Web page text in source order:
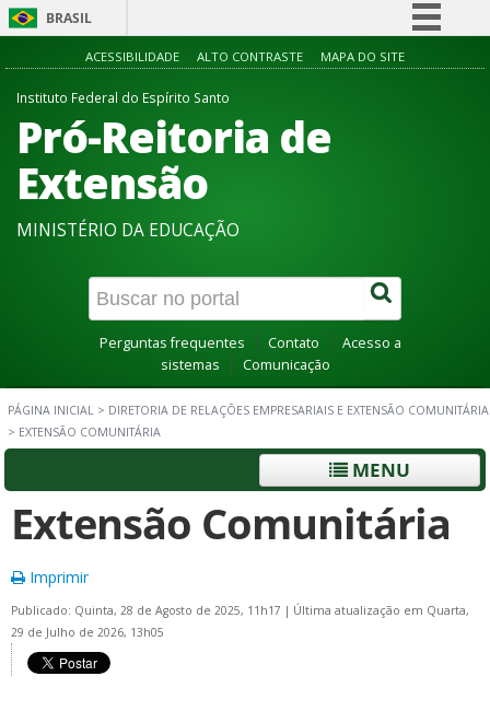
BRASIL
Simplifique!
Acesso à informação
ACESSIBILIDADE ALTO CONTRASTE MAPA DO SITE
Instituto Federal do Espírito Santo
Pró-Reitoria de
Extensão
MINISTÉRIO DA EDUCAÇÃO
Perguntas frequentes Contato
Acesso a
sistemas
Comunicação
PÁGINA INICIAL > DIRETORIA DE RELAÇÕES EMPRESARIAIS E EXTENSÃO COMUNITÁRIA
> EXTENSÃO COMUNITÁRIA
MENU
Extensão Comunitária
Imprimir
Publicado: Quinta, 28 de Agosto de 2025, 11h17 | Última atualização em Quarta,
29 de Julho de 2026, 13h05